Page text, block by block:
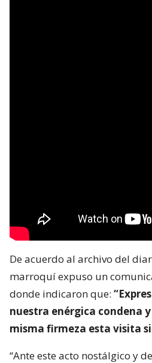
De acuerdo al archivo del
marroquí expuso un
donde indicaron que:
nuestra enérgica condena
misma firmeza esta visita
“Ante este acto nostálgico y